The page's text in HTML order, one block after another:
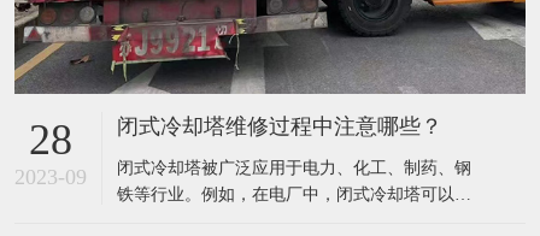
28
2023-09
闭式冷却塔维修过程中注意哪些？
​闭式冷却塔被广泛应用于电力、化工、制药、钢
铁等行业。例如，在电厂中，闭式冷却塔可以有